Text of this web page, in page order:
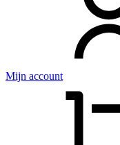
Mijn account